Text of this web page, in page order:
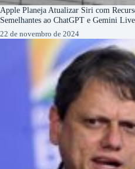
Apple Planeja Atualizar Siri com
Semelhantes ao ChatGPT e Gemini Live
22 de novembro de 2024